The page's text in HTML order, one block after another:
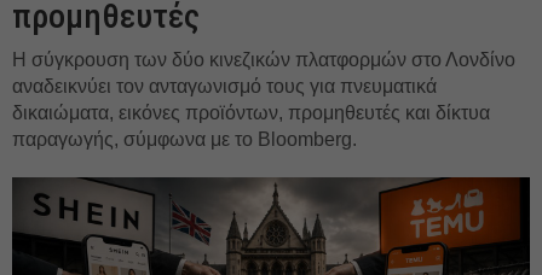
προμηθευτές
Η σύγκρουση των δύο κινεζικών πλατφορμών στο Λονδίνο
αναδεικνύει τον ανταγωνισμό τους για πνευματικά
δικαιώματα, εικόνες προϊόντων, προμηθευτές και δίκτυα
παραγωγής, σύμφωνα με το Bloomberg.